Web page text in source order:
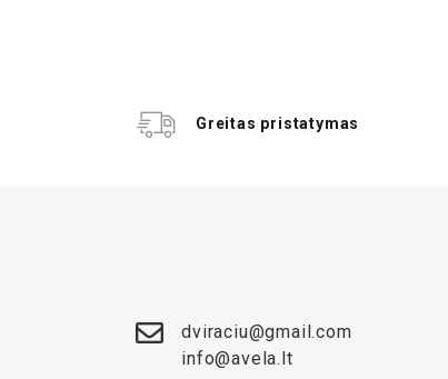
Greitas pristatymas
dviraciu@gmail.com
info@avela.lt